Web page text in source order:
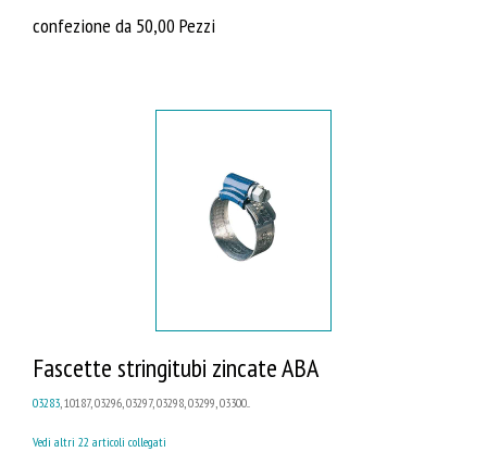
confezione da 50,00 Pezzi
Fascette stringitubi zincate ABA
03283, 10187, 03296, 03297, 03298, 03299, 03300...
Vedi altri 22 articoli collegati